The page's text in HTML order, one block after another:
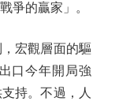
爭的贏家」。
宏觀層面的驅
口今年開局強
持。不過，人